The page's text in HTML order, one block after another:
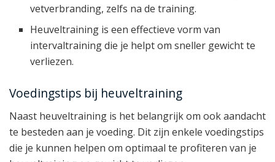
vetverbranding, zelfs na de training.
Heuveltraining is een effectieve vorm van
intervaltraining die je helpt om sneller gewicht te
verliezen.
Voedingstips bij heuveltraining
Naast heuveltraining is het belangrijk om ook aandacht
te besteden aan je voeding. Dit zijn enkele voedingstips
die je kunnen helpen om optimaal te profiteren van je